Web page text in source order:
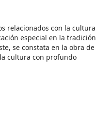
relacionados con la cultura
especial en la tradición
se constata en la obra de
cultura con profundo